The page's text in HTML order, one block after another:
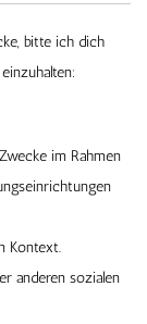
bitte ich dich
im Rahmen
Kontext.
anderen sozialen